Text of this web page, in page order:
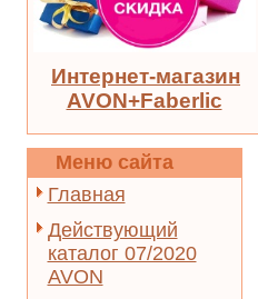
Интернет-магазин
AVON+Faberlic
Меню сайта
Главная
Действующий
каталог 07/2020
AVON